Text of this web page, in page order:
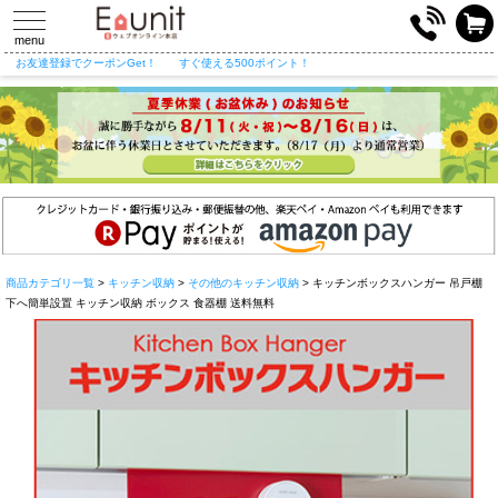
toggle
navigation
menu
お友達登録でクーポンGet！ すぐ使える500ポイント！
商品カテゴリ一覧 > キッチン収納 > その他のキッチン収納 > キッチンボックスハンガー 吊戸棚
下へ簡単設置 キッチン収納 ボックス 食器棚 送料無料